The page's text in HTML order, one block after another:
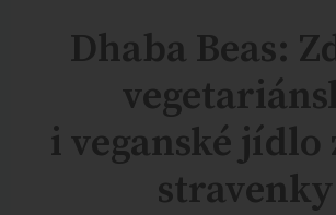
Dhaba Beas:
i veganské jídlo
stravenky